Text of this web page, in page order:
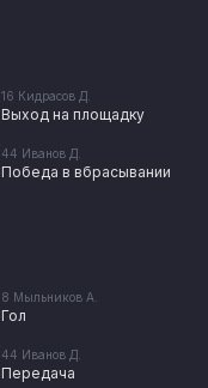
16 Кидрасов Д.
Выход на площадку
44 Иванов Д.
Победа в вбрасывании
8 Мыльников А.
Гол
44 Иванов Д.
Передача